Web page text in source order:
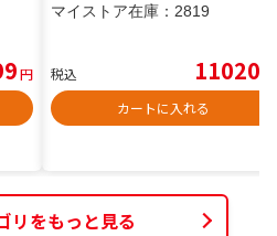
円
マイストア在庫： 2819
税込 11020
カートに入れる
リをもっと見る